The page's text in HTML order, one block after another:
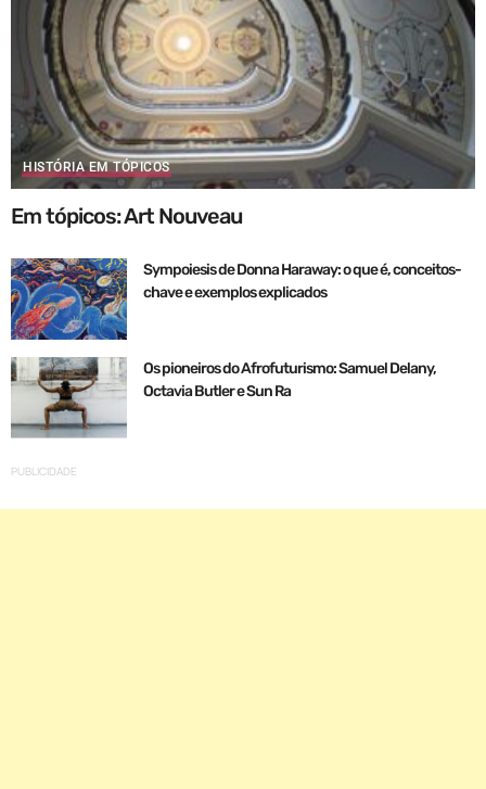
HISTÓRIA EM TÓPICOS
Em tópicos: Art Nouveau
Sympoiesis de Donna Haraway: o que é, conceitos-
chave e exemplos explicados
Os pioneiros do Afrofuturismo: Samuel Delany,
Octavia Butler e Sun Ra
PUBLICIDADE